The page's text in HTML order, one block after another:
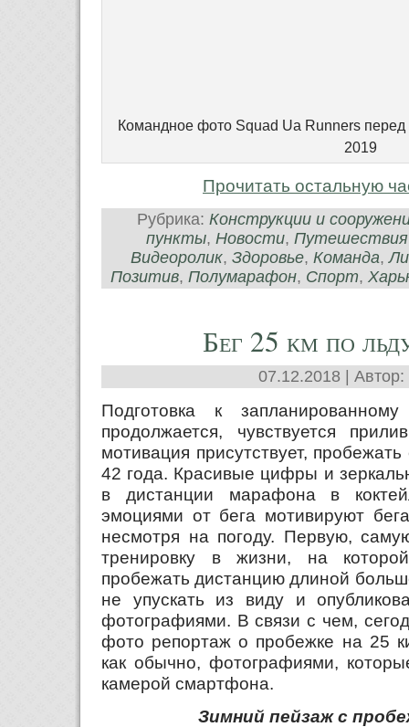
Командное фото Squad Ua Runners
2019
Прочитать остальную
Рубрика: Конструкции и
пункты, Новости, Путешествия
Видеоролик, Здоровье, Команда,
Позитив, Полумарафон, Спорт,
Бег 25 км по
07.12.2018 | Автор:
Подготовка к
продолжается, чувствуется
мотивация присутствует,
42 года. Красивые цифры и
в дистанции марафона в
эмоциями от бега мотивируют
несмотря на погоду. Первую,
тренировку в жизни, на
пробежать дистанцию длиной
не упускать из виду и
фотографиями. В связи с чем,
фото репортаж о пробежке на 25
как обычно, фотографиями,
камерой смартфона.
Зимний пейзаж с